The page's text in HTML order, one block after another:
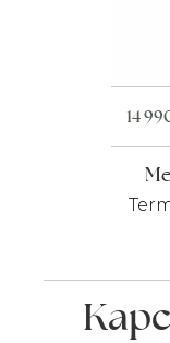
14